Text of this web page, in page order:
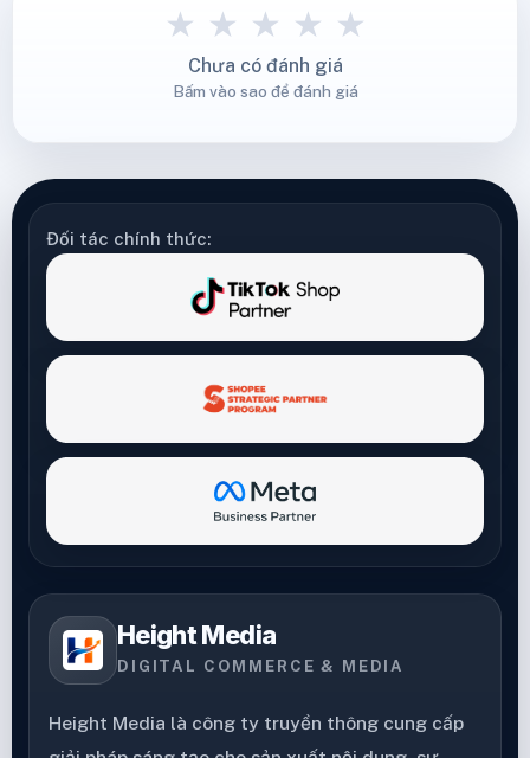
★ ★ ★ ★ ★
Chưa có đánh giá
Bấm vào sao để đánh giá
Đối tác chính thức:
Height Media
DIGITAL COMMERCE & MEDIA
Height Media là công ty truyền thông cung cấp